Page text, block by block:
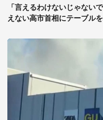
「言えるわけないじゃない
えない高市首相にテーブル